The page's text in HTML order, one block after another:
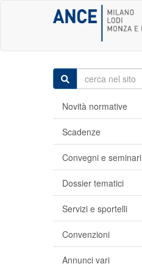
Novità normative
Scadenze
Convegni e seminari
Dossier tematici
Servizi e sportelli
Convenzioni
Annunci vari